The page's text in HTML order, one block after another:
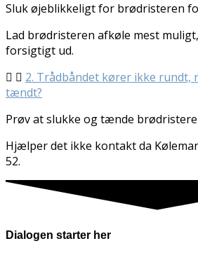
Sluk øjeblikkeligt for brødristeren
Lad brødristeren afkøle mest
forsigtigt ud.
2. Trådbåndet kører ikke rundt,
tændt?
Prøv at slukke og tænde
Hjælper det ikke kontakt da
52.
Dialogen starter her